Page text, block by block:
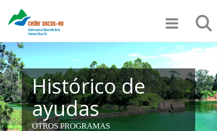
contenido
Histórico de
ayudas
OTROS PROGRAMAS